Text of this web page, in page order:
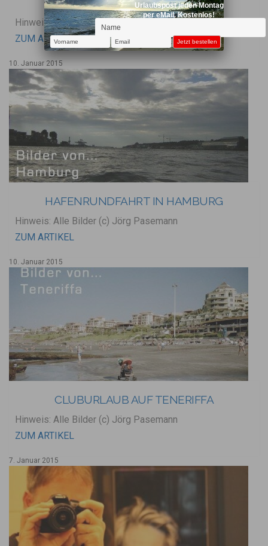
Hinweis: Alle Bilder (c) by Jörg Pasemann
ZUM ARTIKEL
10. Januar 2015
HAFENRUNDFAHRT IN HAMBURG
Hinweis: Alle Bilder (c) Jörg Pasemann
ZUM ARTIKEL
10. Januar 2015
CLUBURLAUB AUF TENERIFFA
Hinweis: Alle Bilder (c) Jörg Pasemann
ZUM ARTIKEL
7. Januar 2015
Urlaubspost jeden Montag
per eMail. Kostenlos!